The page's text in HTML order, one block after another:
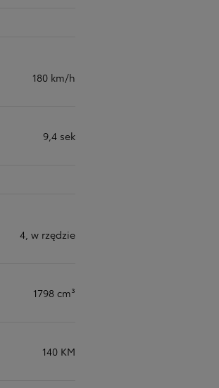
180 km/h
9,4 sek
4, w rzędzie
1798 cm³
140 KM